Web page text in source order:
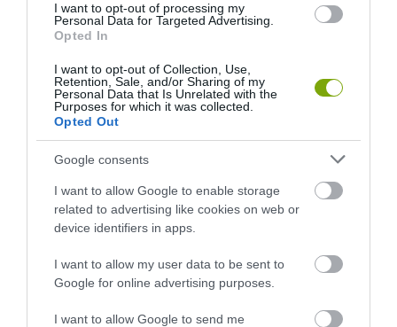
I want to opt-out of processing my
Personal Data for Targeted Advertising.
Opted In
I want to opt-out of Collection, Use,
Retention, Sale, and/or Sharing of my
Personal Data that Is Unrelated with the
Purposes for which it was collected.
Opted Out
Google consents
I want to allow Google to enable storage
related to advertising like cookies on web or
device identifiers in apps.
I want to allow my user data to be sent to
Google for online advertising purposes.
I want to allow Google to send me
DAVID ATTENBOROUGH 100
ÉVES: AZ EMBER, AKI
MEGTANÍTOTTA A VILÁGNAK,
TERMÉSZETET
2026-05-08
NOBEL-DÍJAT KAPOTT EGY
FÉREGÉRT – CSAK ÉPPEN NEM